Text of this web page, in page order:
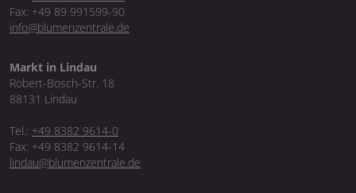
Fax: +49 89 991599-90
info@blumenzentrale.de
Markt in Lindau
Robert-Bosch-Str. 18
88131 Lindau
Tel.: +49 8382 9614-0
Fax: +49 8382 9614-14
lindau@blumenzentrale.de